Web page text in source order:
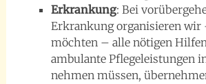
Erkrankung: Bei
Erkrankung organisieren wir
möchten – alle nötigen
ambulante Pflegeleistungen
nehmen müssen,